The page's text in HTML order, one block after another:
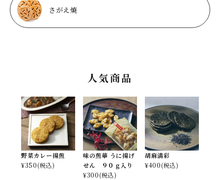
さがえ焼
人気商品
野菜カレー揚煎
¥350(税込)
味の煎華 うに揚げ
せん ９０ｇ入り
¥300(税込)
胡麻満彩
¥400(税込)